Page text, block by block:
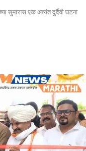
सुमारास एक अत्यंत दुर्दैवी घटना